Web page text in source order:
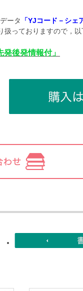
ータ
「YJコード－シ
扱っておりますので，
後発情報付」